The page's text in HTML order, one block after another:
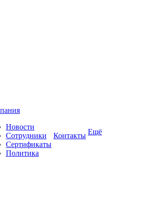
Новости
Сотрудники
Сертификаты
Политика
Контакты Ещё